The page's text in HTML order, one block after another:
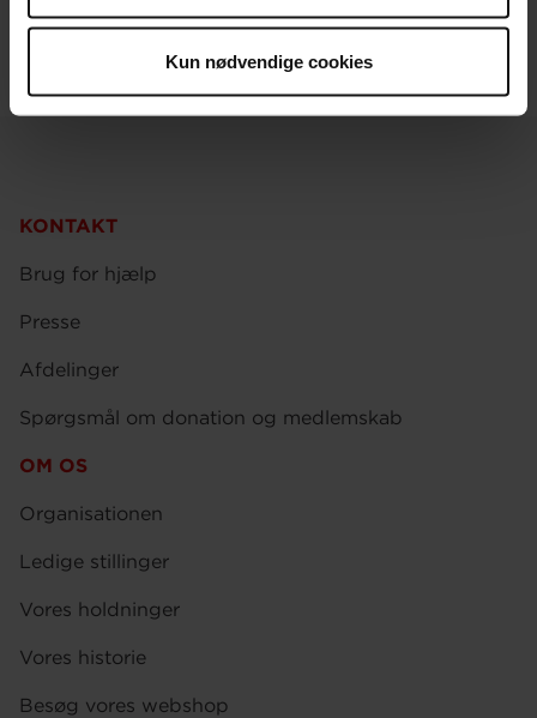
Kun nødvendige cookies
KONTAKT
Brug for hjælp
Presse
Afdelinger
Spørgsmål om donation og medlemskab
OM OS
Organisationen
Ledige stillinger
Vores holdninger
Vores historie
Besøg vores webshop